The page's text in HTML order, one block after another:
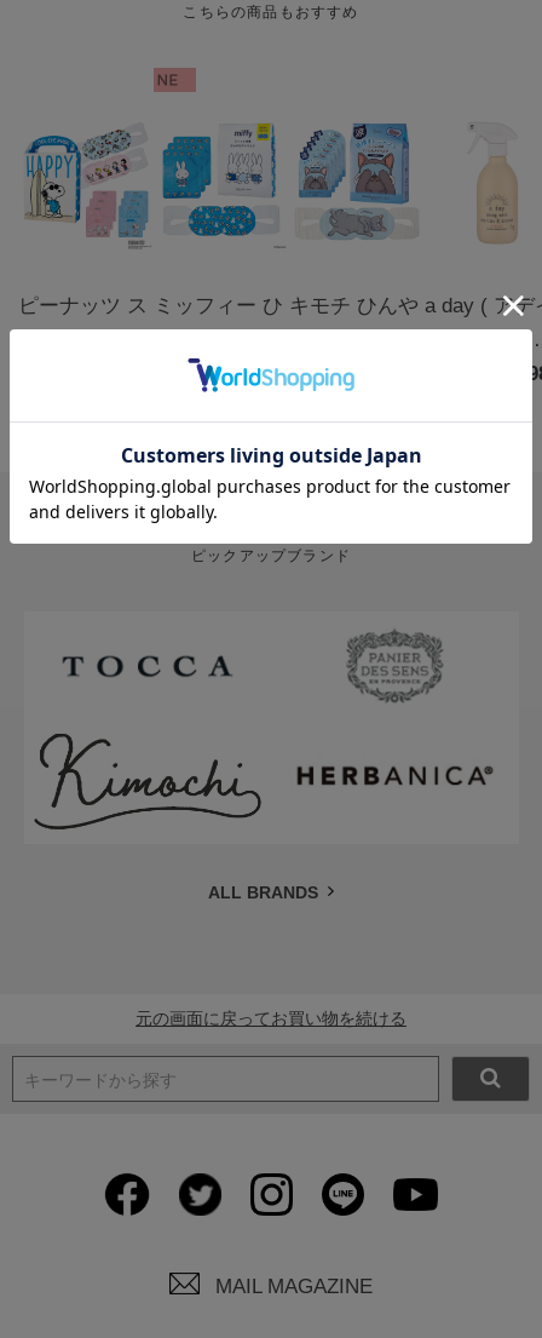
こちらの商品もおすすめ
ピーナッツ ス
ミッフィー ひ
スク3枚 カモ
￥770
キモチ ひんや
5枚 無香料
a day ( アデ
) アロマルー
ムミスト フ
￥
PICK UP BRAND
ピックアップブランド
ALL BRANDS
元の画面に戻ってお買い物を続ける
キーワードから探す
MAIL MAGAZINE